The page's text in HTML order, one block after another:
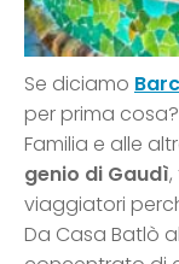
Se diciamo
per prima
Familia e alle
genio di Gaudì
viaggiatori
Da Casa Batlò